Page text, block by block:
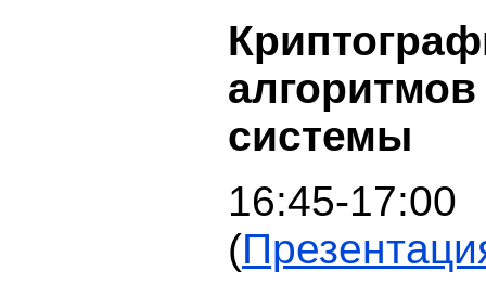
системы
16:45-17:00
(